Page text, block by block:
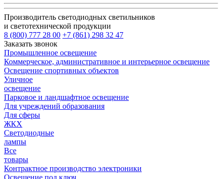
Производитель светодиодных светильников
и светотехнической продукции
8 (800) 777 28 00 +7 (861) 298 32 47
Заказать звонок
Промышленное освещение
Коммерческое, административное и интерьерное освещение
Освещение спортивных объектов
Уличное
освещение
Парковое и ландшафтное освещение
Для учреждений образования
Для сферы
ЖКХ
Светодиодные
лампы
Все
товары
Контрактное производство электроники
Освещение под ключ